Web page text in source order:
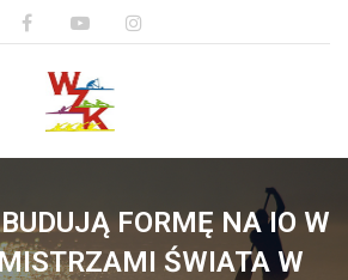
FORMĘ NA IO W
ŚWIATA W